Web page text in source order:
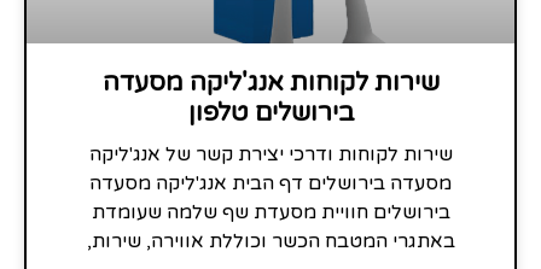
שירות לקוחות אנג'ליקה מסעדה
בירושלים טלפון
שירות לקוחות ודרכי יצירת קשר של אנג'ליקה
מסעדה בירושלים דף הבית אנג'ליקה מסעדה
בירושלים חוויית מסעדת שף שלמה שעומדת
באתגרי המטבח הכשר וכוללת אווירה, שירות,